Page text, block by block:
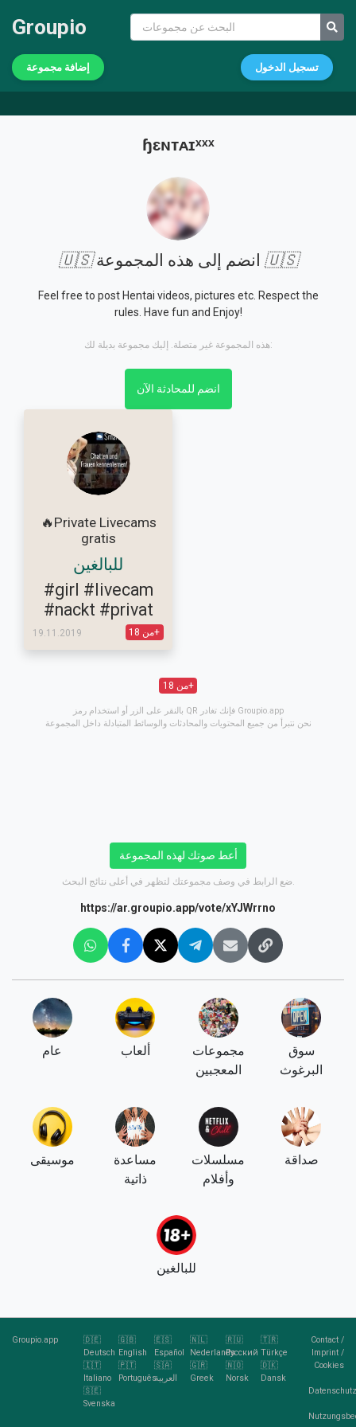
Groupio
إضافة مجموعة تسجيل الدخول
ɧɛɴᴛᴀɪˣˣˣ
🇺🇸 🇺🇸
Feel free to post Hentai videos, pictures etc. Respect the
rules. Have fun and Enjoy!
هذه المجموعة غير متصلة. إليك مجموعة بديلة لك:
انضم للمحادثة الآن
🔥Private Livecams
gratis
للبالغين
#girl #livecam
#nackt #privat
19.11.2019 من 18+
من 18+
بالنقر على الزر أو استخدام رمز QR فإنك تغادر Groupio.app
نحن نتبرأ من جميع المحتويات والمحادثات والوسائط المتبادلة داخل المجموعة
أعط صوتك لهذه المجموعة
ضع الرابط في وصف مجموعتك لتظهر في أعلى نتائج البحث.
https://ar.groupio.app/vote/xYJWrrno
عام ألعاب
مجموعات
المعجبين
سوق
البرغوث
موسيقى
مساعدة
ذاتية
مسلسلات
وأفلام
صداقة
للبالغين
Groupio.app
🇩🇪
Deutsch
🇬🇧
English
🇪🇸
Español
🇳🇱
Nederlands
🇷🇺
Русский
🇹🇷
Türkçe
🇮🇹
Italiano
🇵🇹
Português
🇸🇦
العربية
🇬🇷
Greek
🇳🇴
Norsk
🇩🇰
Dansk
🇸🇪
Svenska
Contact/
Imprint/
Cookies